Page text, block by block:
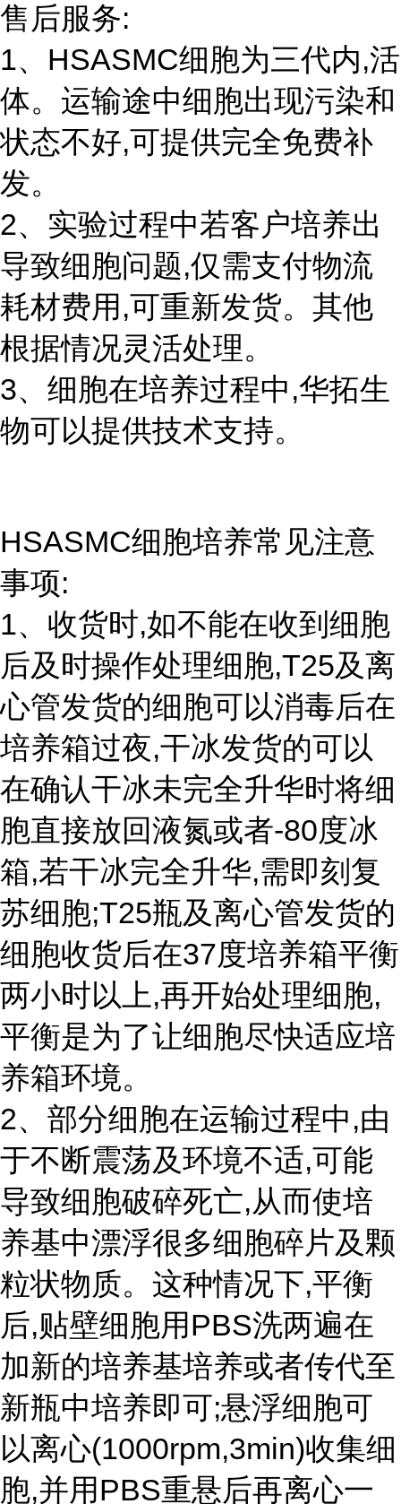
售后服务:
1、HSASMC细胞为三代内,活
体。运输途中细胞出现污染和
状态不好,可提供完全免费补
发。
2、实验过程中若客户培养出
导致细胞问题,仅需支付物流
耗材费用,可重新发货。其他
根据情况灵活处理。
3、细胞在培养过程中,华拓生
物可以提供技术支持。
HSASMC细胞培养常见注意
事项:
1、收货时,如不能在收到细胞
后及时操作处理细胞,T25及离
心管发货的细胞可以消毒后在
培养箱过夜,干冰发货的可以
在确认干冰未完全升华时将细
胞直接放回液氮或者-80度冰
箱,若干冰完全升华,需即刻复
苏细胞;T25瓶及离心管发货的
细胞收货后在37度培养箱平衡
两小时以上,再开始处理细胞,
平衡是为了让细胞尽快适应培
养箱环境。
2、部分细胞在运输过程中,由
于不断震荡及环境不适,可能
导致细胞破碎死亡,从而使培
养基中漂浮很多细胞碎片及颗
粒状物质。这种情况下,平衡
后,贴壁细胞用PBS洗两遍在
加新的培养基培养或者传代至
新瓶中培养即可;悬浮细胞可
以离心(1000rpm,3min)收集细
胞,并用PBS重悬后再离心一